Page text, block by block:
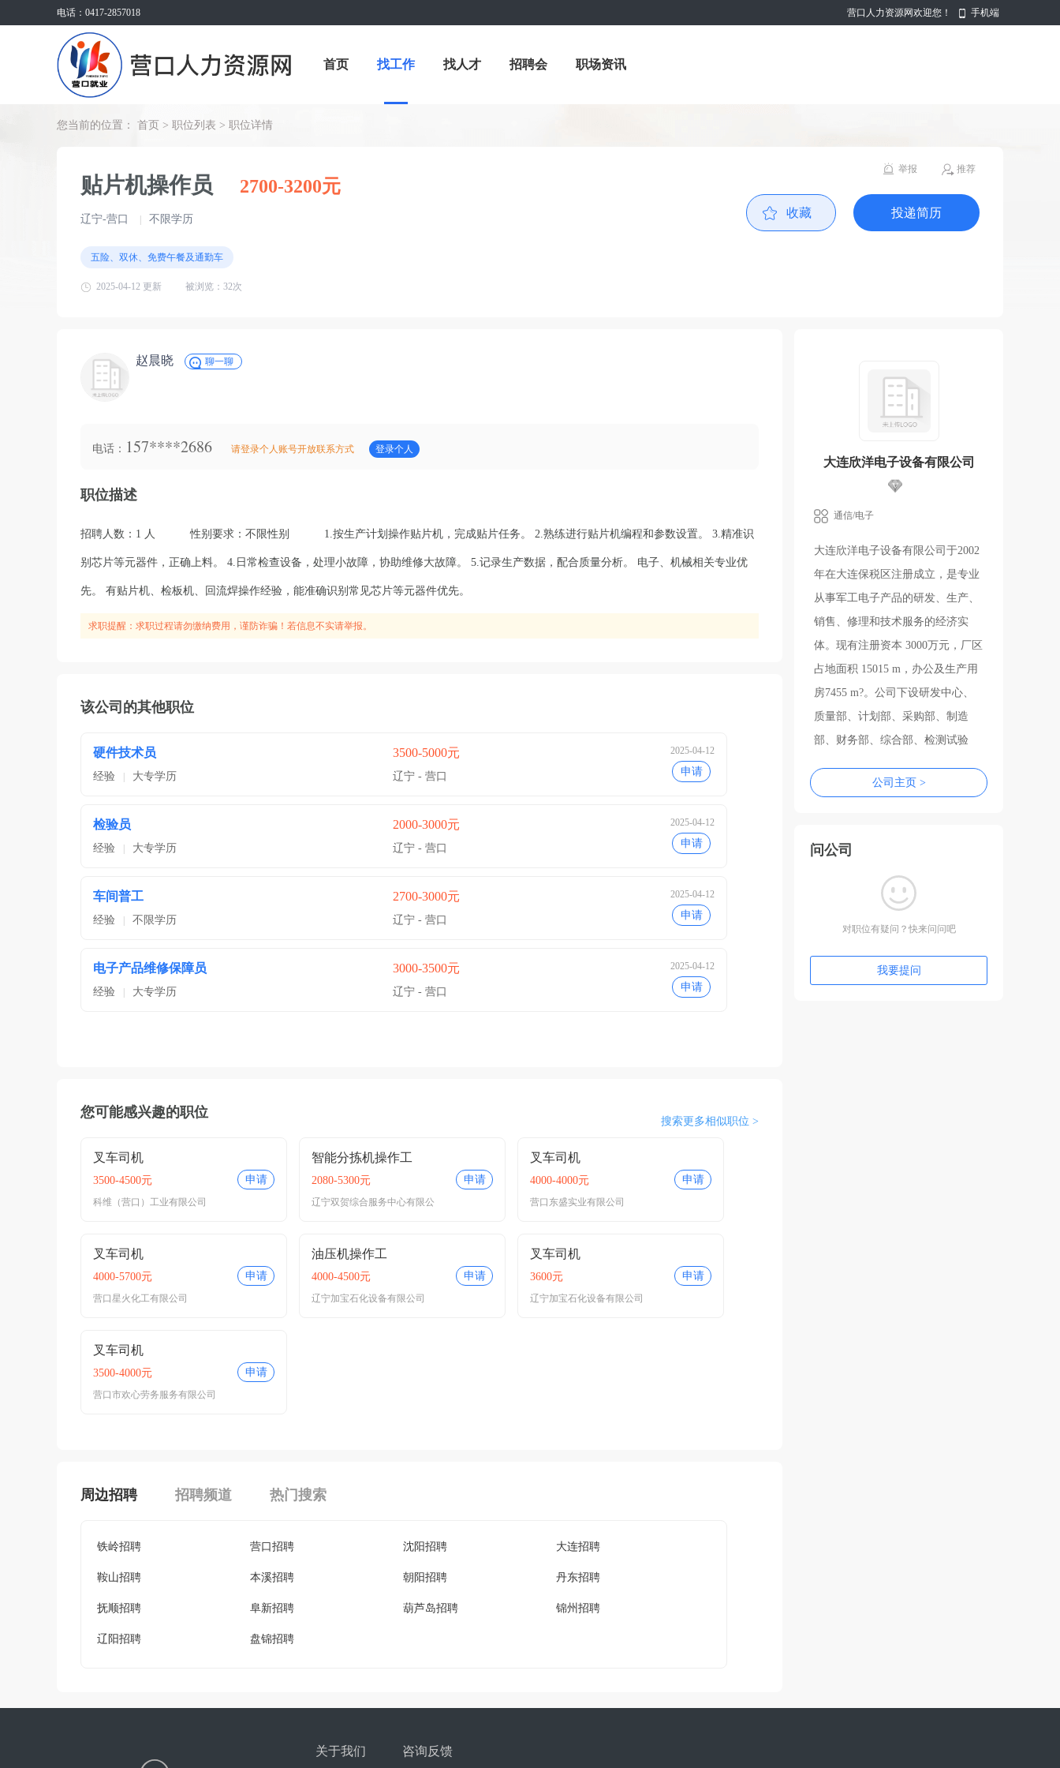
电话：0417-2857018 营口人力资源网欢迎您！ 手机端
首页 找工作 找人才 招聘会 职场资讯
您当前的位置： 首页 > 职位列表 > 职位详情
贴片机操作员 2700-3200元
辽宁-营口 不限学历
五险、双休、免费午餐及通勤车
2025-04-12 更新 被浏览： 32次
收藏 投递简历
推荐
举报
赵晨晓 聊一聊
电话： 157****2686 请登录个人账号开放联系方式 登录个人
职位描述
招聘人数：1 人 性别要求：不限性别 1.按生产计划操作贴片机，完成贴片任务。 2.熟练进行贴片机编程和参数设置。 3.精准识
别芯片等元器件，正确上料。 4.日常检查设备，处理小故障，协助维修大故障。 5.记录生产数据，配合质量分析。 电子、机械相关专业优
先。 有贴片机、检板机、回流焊操作经验，能准确识别常见芯片等元器件优先。
求职提醒：求职过程请勿缴纳费用，谨防诈骗！若信息不实请举报。
该公司的其他职位
硬件技术员
经验 大专学历
3500-5000元
辽宁 - 营口
2025-04-12
申请
检验员
经验 大专学历
2000-3000元
辽宁 - 营口
2025-04-12
申请
车间普工
经验 不限学历
2700-3000元
辽宁 - 营口
2025-04-12
申请
电子产品维修保障员
经验 大专学历
3000-3500元
辽宁 - 营口
2025-04-12
申请
您可能感兴趣的职位
搜索更多相似职位 >
叉车司机
3500-4500元
科维（营口）工业有限公司
申请
智能分拣机操作工
2080-5300元
辽宁双贺综合服务中心有限公
申请
叉车司机
4000-4000元
营口东盛实业有限公司
申请
叉车司机
4000-5700元
营口星火化工有限公司
申请
油压机操作工
4000-4500元
辽宁加宝石化设备有限公司
申请
叉车司机
3600元
辽宁加宝石化设备有限公司
申请
叉车司机
3500-4000元
营口市欢心劳务服务有限公司
申请
周边招聘 招聘频道 热门搜索
铁岭招聘 营口招聘 沈阳招聘 大连招聘
鞍山招聘 本溪招聘 朝阳招聘 丹东招聘
抚顺招聘 阜新招聘 葫芦岛招聘 锦州招聘
辽阳招聘 盘锦招聘
大连欣洋电子设备有限公司
通信/电子
大连欣洋电子设备有限公司于2002
年在大连保税区注册成立，是专业
从事军工电子产品的研发、生产、
销售、修理和技术服务的经济实
体。现有注册资本 3000万元，厂区
占地面积 15015 m，办公及生产用
房7455 m?。公司下设研发中心、
质量部、计划部、采购部、制造
部、财务部、综合部、检测试验
十一个职能部门和一个生产车间。
公司主页 >
问公司
对职位有疑问？快来问问吧
我要提问
关于我们 咨询反馈